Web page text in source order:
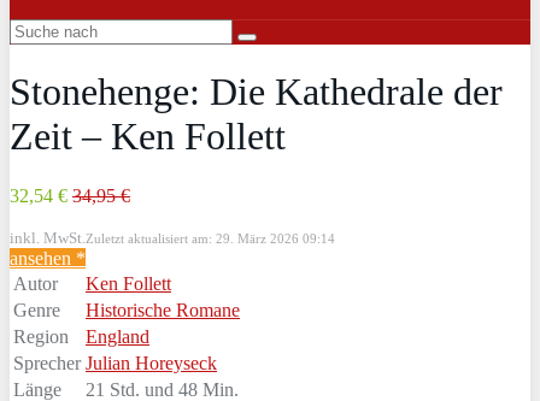
Stonehenge: Die Kathedrale der
Zeit – Ken Follett
32,54 € 34,95 €
inkl. MwSt. Zuletzt aktualisiert am: 29. März 2026 09:14
ansehen *
Autor
Ken Follett
Genre
Historische Romane
Region
England
Sprecher Julian Horeyseck
Länge
21 Std. und 48 Min.